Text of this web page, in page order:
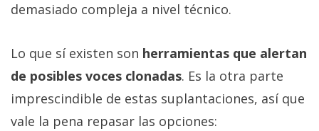
demasiado compleja a nivel técnico.
Lo que sí existen son herramientas que alertan
de posibles voces clonadas. Es la otra parte
imprescindible de estas suplantaciones, así que
vale la pena repasar las opciones: